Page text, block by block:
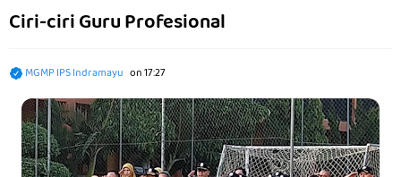
Ciri-ciri Guru Profesional
MGMP IPS Indramayu on17:27